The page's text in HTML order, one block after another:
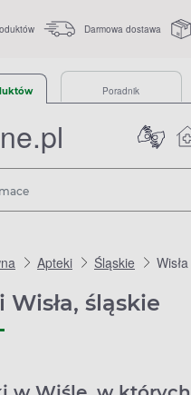
Darmowa dostawa
Poradnik
Apteki Śląskie Wisła
śląskie